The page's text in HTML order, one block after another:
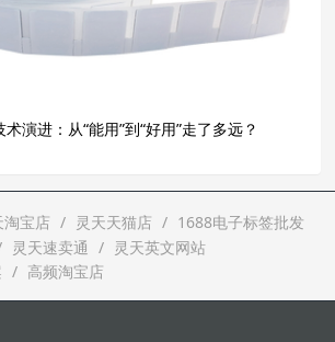
演进：从“能用”到“好用”走了多远？
淘宝店 灵天天猫店
1688电子标签批发
灵天速卖通
灵天英文网站
高频淘宝店